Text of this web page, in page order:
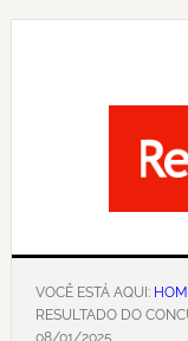
Skip
VOCÊ ESTÁ AQUI:
RESULTADO DO
08/01/2025